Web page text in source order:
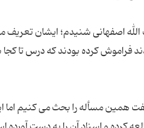
اصفهانی شنیدم؛ ایشان
کرده بودند که درس تا کجا
همین مسأله را بحث می کنیم اما